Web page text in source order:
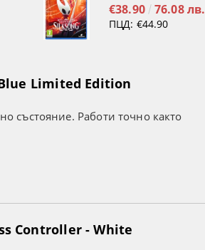
€38.90 76.08 лв.
ПЦД: €44.90
Limited Edition
състояние. Работи точно както
Controller - White